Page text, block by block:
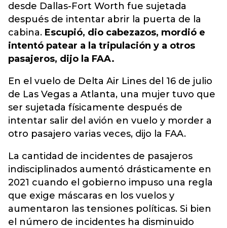
desde Dallas-Fort Worth fue sujetada
después de intentar abrir la puerta de la
cabina. Escupió, dio cabezazos, mordió e
intentó patear a la tripulación y a otros
pasajeros, dijo la FAA.
En el vuelo de Delta Air Lines del 16 de julio
de Las Vegas a Atlanta, una mujer tuvo que
ser sujetada físicamente después de
intentar salir del avión en vuelo y morder a
otro pasajero varias veces, dijo la FAA.
La cantidad de incidentes de pasajeros
indisciplinados aumentó drásticamente en
2021 cuando el gobierno impuso una regla
que exige máscaras en los vuelos y
aumentaron las tensiones políticas. Si bien
el número de incidentes ha disminuido